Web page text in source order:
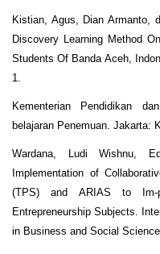
Kistian, Agus, Dian Armanto,
Discovery Learning Method
Students Of Banda Aceh,
1.
Kementerian Pendidikan
belajaran Penemuan. Jakarta:
Wardana, Ludi Wishnu,
Implementation of
(TPS) and ARIAS to Im-
Entrepreneurship Subjects.
in Business and Social